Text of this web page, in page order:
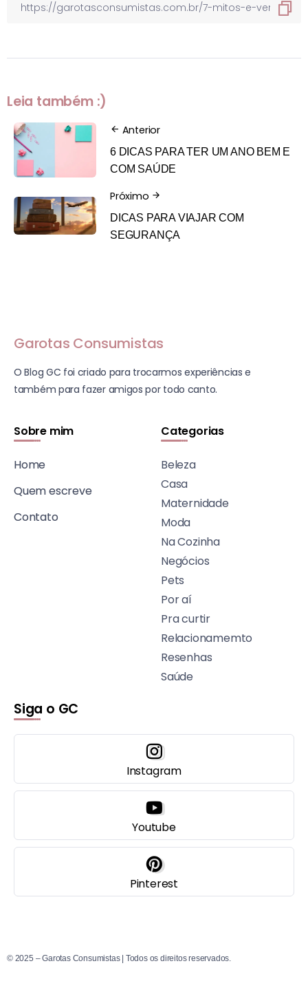
Leia também :)
Anterior
6 DICAS PARA TER UM ANO BEM E
COM SAÚDE
Próximo
DICAS PARA VIAJAR COM
SEGURANÇA
Garotas Consumistas
O Blog GC foi criado para trocarmos experiências e
também para fazer amigos por todo canto.
Sobre mim
Home
Quem escreve
Contato
Categorias
Beleza
Casa
Maternidade
Moda
Na Cozinha
Negócios
Pets
Por aí
Pra curtir
Relacionamemto
Resenhas
Saúde
Siga o GC
Instagram
Youtube
Pinterest
© 2025 – Garotas Consumistas | Todos os direitos reservados.